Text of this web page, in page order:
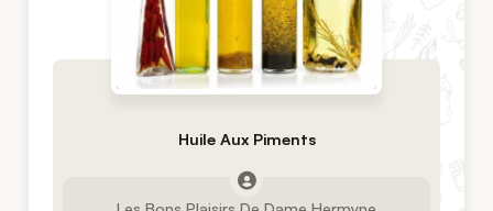
Huile Aux Piments